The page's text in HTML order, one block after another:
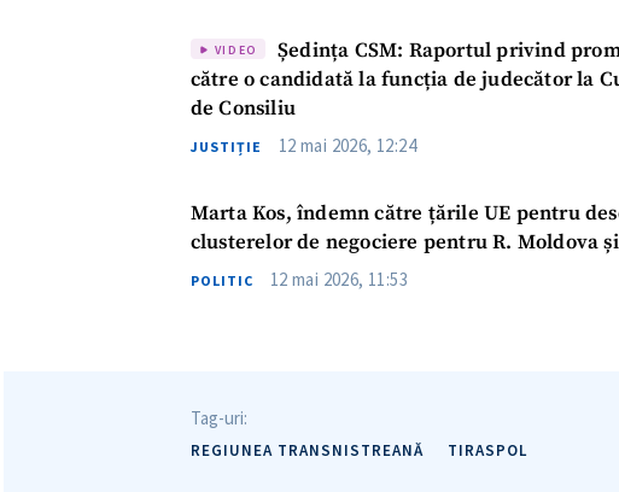
VIDEO
Ședința CSM: Raportul privind
către o candidată la funcția de judecător la
de Consiliu
JUSTIȚIE 12 mai 2026, 12:24
Marta Kos, îndemn către țările UE pentru
clusterelor de negociere pentru R. Moldova
POLITIC 12 mai 2026, 11:53
Tag-uri:
REGIUNEA TRANSNISTREANĂ TIRASPOL
Mesajul știrei